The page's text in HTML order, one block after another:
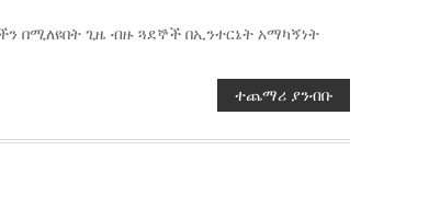
በሚለዩበት ጊዜ ብዙ ጓደኞች በኢንተርኔት አማካኝነት
ተጨማሪ ያንብቡ